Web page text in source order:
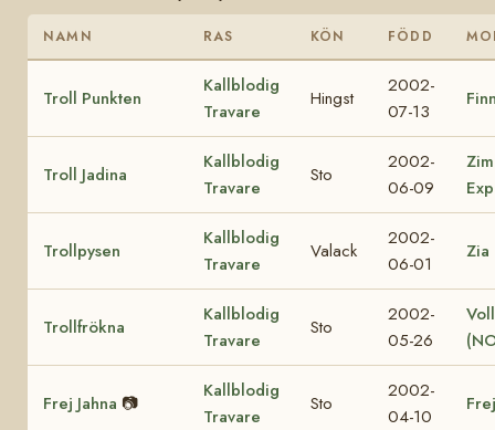
NAMN RAS KÖN FÖDD
Troll Punkten
Kallblodig
Travare
Hingst
2002-
07-13
Troll Jadina
Kallblodig
Travare
Sto
2002-
06-09
Trollpysen
Kallblodig
Travare
Valack
2002-
06-01
Zia
Trollfrökna
Kallblodig
Travare
Sto
2002-
05-26
Frej Jahna 📷
Kallblodig
Travare
Sto
2002-
04-10